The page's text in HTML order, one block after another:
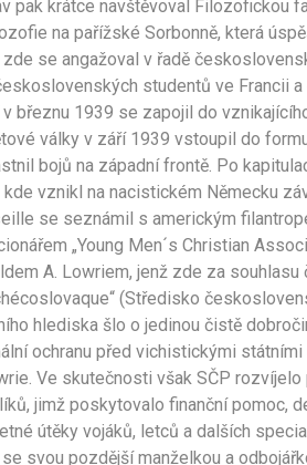
pak krátce navštěvoval Filozofickou
na pařížské Sorbonně, která
se angažoval v řadě
studentů ve Francii
březnu 1939 se zapojil do
války v září 1939 vstoupil do
bojů na západní frontě. Po
vznikl na nacistickém Německu
se seznámil s americkým
„Young Men´s Christian
A. Lowriem, jenž zde za
(Středisko
hlediska šlo o jedinou čistě
ochranu před vichistickými
Ve skutečnosti však SČP
jimž poskytovalo finanční pomoc,
útěky vojáků, letců a dalších
svou pozdější manželkou a